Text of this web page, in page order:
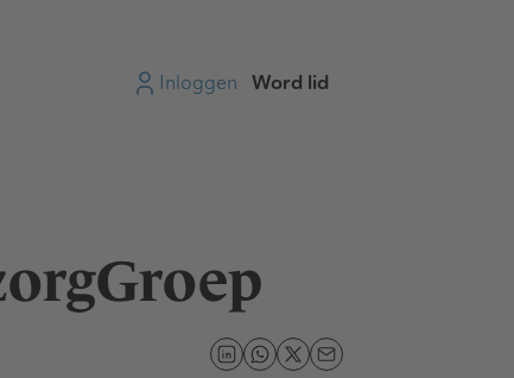
Inloggen Word lid